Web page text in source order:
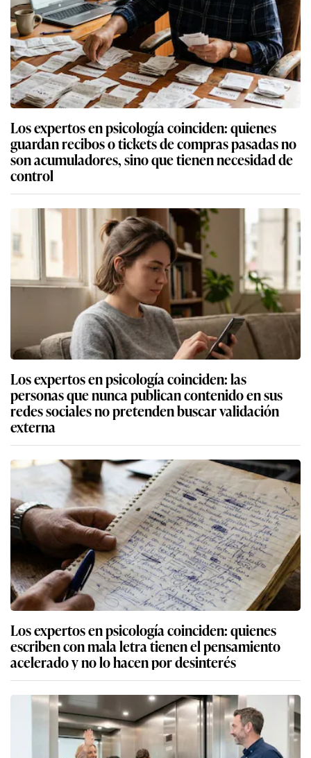
Los expertos en psicología coinciden: quienes
guardan recibos o tickets de compras pasadas no
son acumuladores, sino que tienen necesidad de
control
Los expertos en psicología coinciden: las
personas que nunca publican contenido en sus
redes sociales no pretenden buscar validación
externa
Los expertos en psicología coinciden: quienes
escriben con mala letra tienen el pensamiento
acelerado y no lo hacen por desinterés